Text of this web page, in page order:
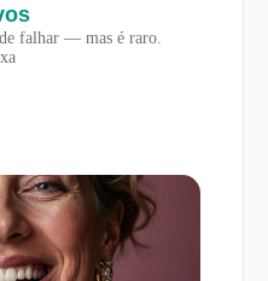
falhar — mas é raro.